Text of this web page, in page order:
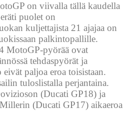
on viivalla tällä kaudella
puolet on
kuljettajista 21 ajajaa on
palkintopallille.
MotoGP-pyörää ovat
tehdaspyörät ja
paljoa eroa toisistaan.
tuloslistalla perjantaina.
(Ducati GP18) ja
(Ducati GP17) aikaeroa